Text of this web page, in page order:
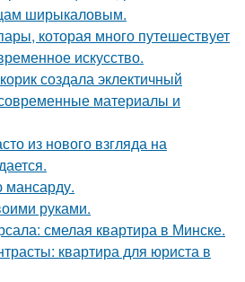
ширыкаловым.
которая много путешествует
искусство.
создала эклектичный
материалы и
из нового взгляда на
руками.
смелая квартира в Минске.
квартира для юриста в